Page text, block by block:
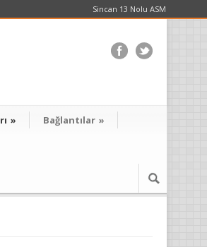
Sincan 13 Nolu ASM
» Bağlantılar »